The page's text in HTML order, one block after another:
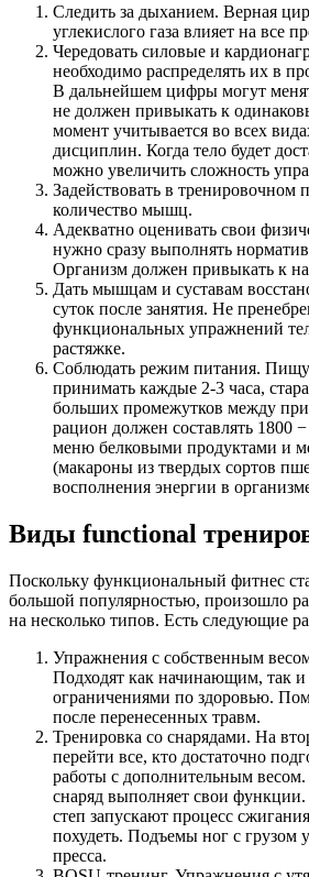
Следить за дыханием. Верная
углекислого газа влияет на все
Чередовать силовые и
необходимо распределять их в
В дальнейшем цифры могут
не должен привыкать к
момент учитывается во всех
дисциплин. Когда тело будет
можно увеличить сложность
Задействовать в тренировочном
количество мышц.
Адекватно оценивать свои
нужно сразу выполнять
Организм должен привыкать к
Дать мышцам и суставам
суток после занятия. Не
функциональных упражнений
растяжке.
Соблюдать режим питания. Пищу
принимать каждые 2-3 часа,
больших промежутков между
рацион должен составлять 1800
меню белковыми продуктами и
(макароны из твердых сортов
восполнения энергии в
Виды functional
Поскольку функциональный фитнес
большой популярностью, произошло
на несколько типов. Есть следующие
Упражнения с собственным
Подходят как начинающим, так
ограничениями по здоровью.
после перенесенных травм.
Тренировка со снарядами. На
перейти все, кто достаточно
работы с дополнительным
снаряд выполняет свои
степ запускают процесс
похудеть. Подъемы ног с грузом
пресса.